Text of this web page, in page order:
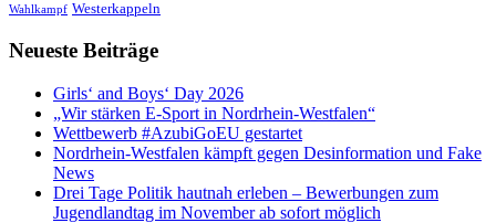
Wahlkampf Westerkappeln
Neueste Beiträge
Girls‘ and Boys‘ Day 2026
„Wir stärken E-Sport in Nordrhein-Westfalen“
Wettbewerb #AzubiGoEU gestartet
Nordrhein-Westfalen kämpft gegen Desinformation und Fake
News
Drei Tage Politik hautnah erleben – Bewerbungen zum
Jugendlandtag im November ab sofort möglich